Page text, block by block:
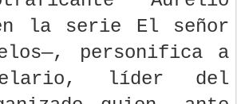
la serie El señor
personifica a
líder del